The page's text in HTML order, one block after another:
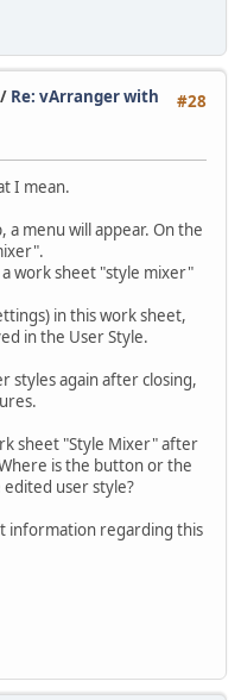
#28
/ Re: vArranger with
I mean.
a menu will appear. On the
work sheet "style mixer"
in this work sheet,
in the User Style.
styles again after closing,
sheet "Style Mixer" after
is the button or the
user style?
information regarding this